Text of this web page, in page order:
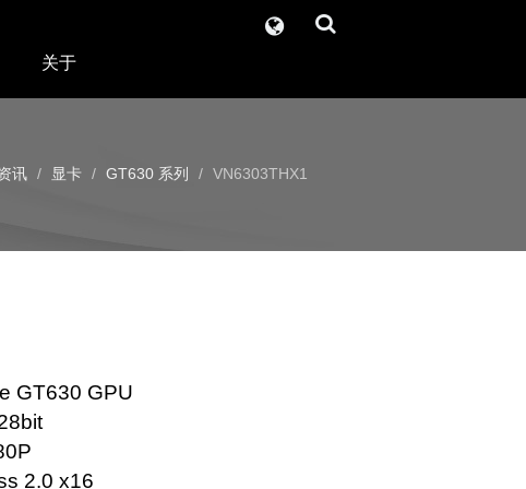
关于
讯 显卡 GT630 系列 VN6303THX1
GT630 GPU
2.0 x16